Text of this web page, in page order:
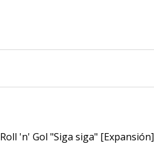
Roll 'n' Gol "Siga siga" [Expansión]